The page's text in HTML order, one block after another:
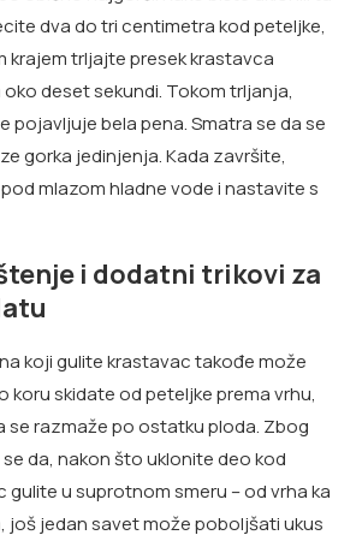
dva do tri centimetra kod peteljke,
krajem trljajte presek krastavca
deset sekundi. Tokom trljanja,
pojavljuje bela pena. Smatra se da se
gorka jedinjenja. Kada završite,
mlazom hladne vode i nastavite s
i dodatni trikovi za
koji gulite krastavac takođe može
koru skidate od peteljke prema vrhu,
se razmaže po ostatku ploda. Zbog
da, nakon što uklonite deo kod
gulite u suprotnom smeru – od vrha ka
još jedan savet može poboljšati ukus